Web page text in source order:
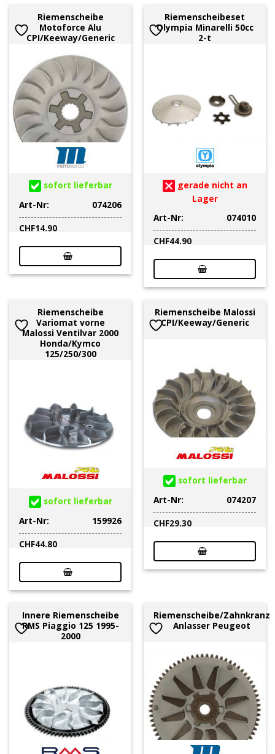
Riemenscheibe
Motoforce Alu
CPI/Keeway/Generic
sofort lieferbar
Art-Nr:
074206
CHF14.90
Riemenscheibeset
Olympia Minarelli 50cc
2-t
gerade nicht an
Lager
Art-Nr:
074010
CHF44.90
Riemenscheibe
Variomat vorne
Malossi Ventilvar 2000
Honda/Kymco
125/250/300
sofort lieferbar
Art-Nr:
159926
CHF44.80
Riemenscheibe Malossi
CPI/Keeway/Generic
sofort lieferbar
Art-Nr:
074207
CHF29.30
Innere Riemenscheibe
RMS Piaggio 125 1995-
2000
Riemenscheibe/Zahnkranz
Anlasser Peugeot